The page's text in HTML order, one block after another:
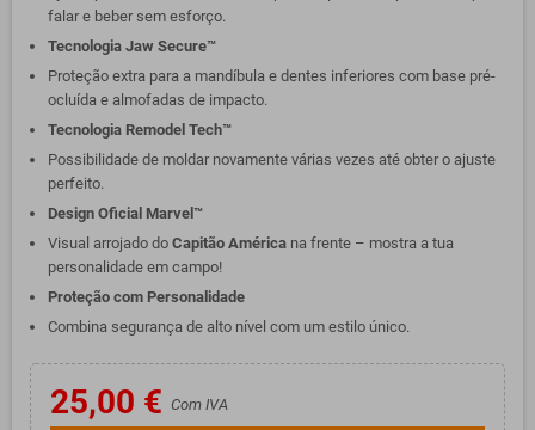
falar e beber sem esforço.
Tecnologia Jaw Secure™
Proteção extra para a mandíbula e dentes inferiores com base pré-
ocluída e almofadas de impacto.
Tecnologia Remodel Tech™
Possibilidade de moldar novamente várias vezes até obter o ajuste
perfeito.
Design Oficial Marvel™
Visual arrojado do Capitão América na frente – mostra a tua
personalidade em campo!
Proteção com Personalidade
Combina segurança de alto nível com um estilo único.
25,00 € Com IVA